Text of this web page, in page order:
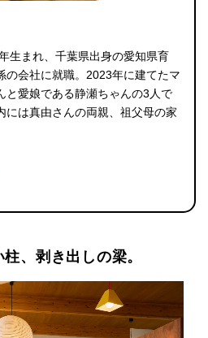
生まれ、千葉県出身の愛知県育
の会社に就職。2023年に建てたマ
と愛娘である静瀬ちゃんの3人で
には真由さんの両親、祖父母の家
、剥き出しの梁。